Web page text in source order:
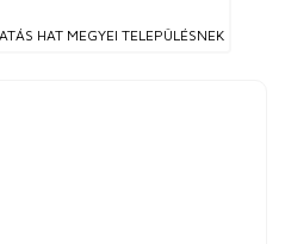
HAT MEGYEI TELEPÜLÉSNEK